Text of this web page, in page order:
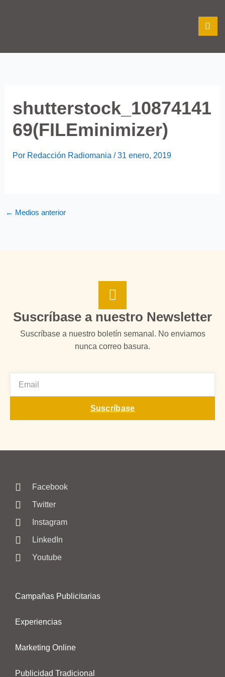
shutterstock_10874141
69(FILEminimizer)
Por Redacción Radiomania /31 enero, 2019
← Medios anterior
Suscríbase a nuestro Newsletter
Suscríbase a nuestro boletín semanal. No enviamos
nunca correo basura.
Suscríbase
Facebook
Twitter
Instagram
LinkedIn
Youtube
Campañas Publicitarias
Experiencias
Marketing Online
Publicidad Tradicional